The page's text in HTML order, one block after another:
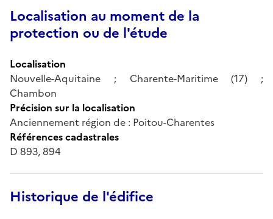
Localisation au moment de la
protection ou de l'étude
Localisation
Nouvelle-Aquitaine ; Charente-Maritime (17) ;
Chambon
Précision sur la localisation
Anciennement région de : Poitou-Charentes
Références cadastrales
D 893, 894
Historique de l'édifice